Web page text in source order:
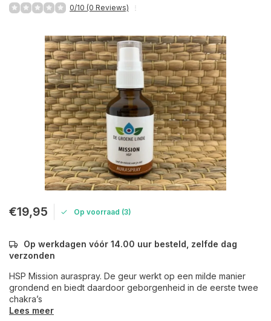
0/10 (0 Reviews)
€19,95 Op voorraad (3)
Op werkdagen vóór 14.00 uur besteld, zelfde dag
verzonden
HSP Mission auraspray. De geur werkt op een milde manier
grondend en biedt daardoor geborgenheid in de eerste twee
chakra’s
Lees meer